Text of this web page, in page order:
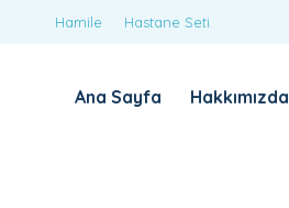
Hamile Hastane Seti
Ana Sayfa Hakkımızda